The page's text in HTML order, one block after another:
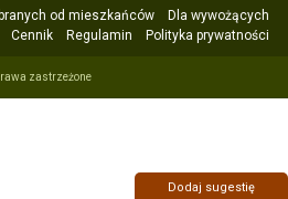
od mieszkańców
Dla wywożących
Cennik
Regulamin Polityka prywatności
zastrzeżone
Dodaj sugestię